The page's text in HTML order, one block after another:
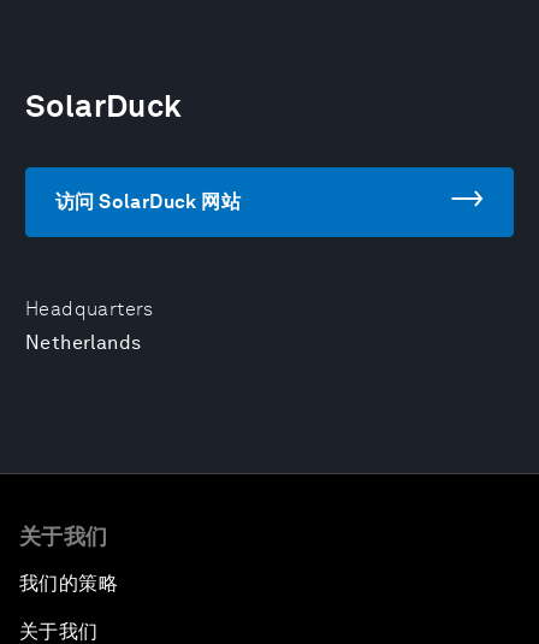
Headquarters
Netherlands
SolarDuck
访问 SolarDuck 网站
关于我们
我们的策略
关于我们